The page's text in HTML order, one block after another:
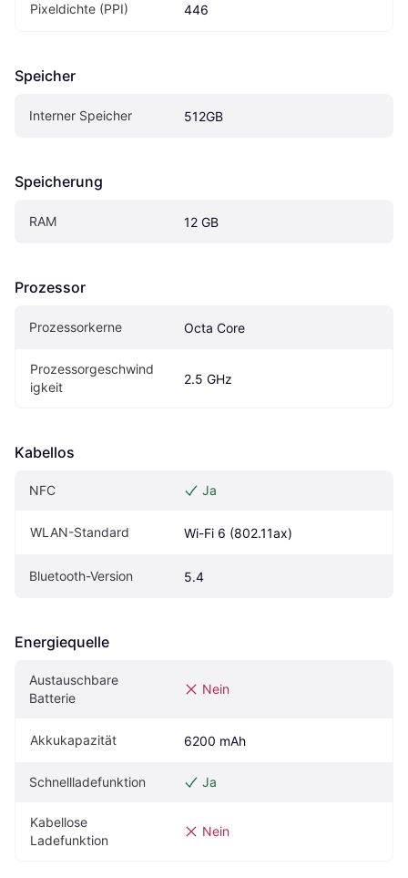
Pixeldichte (PPI) 446
Speicher
Interner Speicher 512GB
Speicherung
RAM 12 GB
Prozessor
Prozessorkerne Octa Core
Prozessorgeschwind
igkeit
2.5 GHz
Kabellos
NFC Ja
WLAN-Standard Wi-Fi 6 (802.11ax)
Bluetooth-Version 5.4
Energiequelle
Austauschbare
Batterie
Nein
Akkukapazität 6200 mAh
Schnellladefunktion Ja
Kabellose
Ladefunktion
Nein